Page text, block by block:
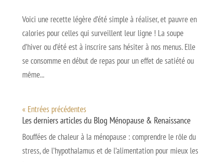
Voici une recette légère d’été simple à réaliser, et pauvre en
calories pour celles qui surveillent leur ligne ! La soupe
d’hiver ou d’été est à inscrire sans hésiter à nos menus. Elle
se consomme en début de repas pour un effet de satiété ou
même...
« Entrées précédentes
Les derniers articles du Blog Ménopause & Renaissance
Bouffées de chaleur à la ménopause : comprendre le rôle du
stress, de l’hypothalamus et de l’alimentation pour mieux les